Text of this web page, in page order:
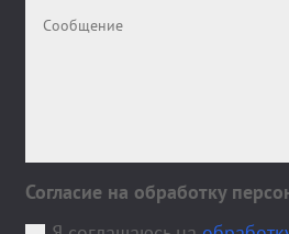
Согласие на обработку